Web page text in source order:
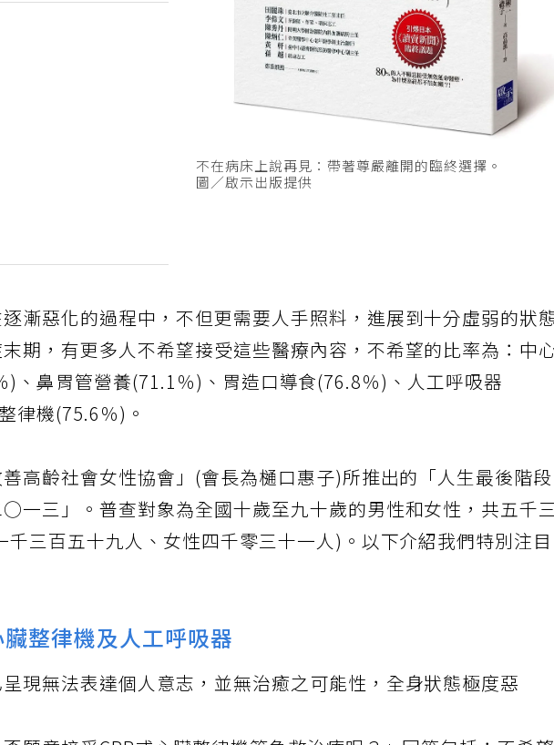
不在病床上說再見：帶著尊嚴離開的臨終選擇。
圖／啟示出版提供
漸惡化的過程中，不但更需要人手照料，進展到十分虛弱的狀
期，有更多人不希望接受這些醫療內容，不希望的比率為：中
)、鼻胃管營養(71.1％)、胃造口導食(76.8％)、人工呼吸器
律機(75.6％)。
高齡社會女性協會」(會長為樋口惠子)所推出的「人生最後階
一三」。普查對象為全國十歲至九十歲的男性和女性，共五千
千三百五十九人、女性四千零三十一人)。以下介紹我們特別注
整律機及人工呼吸器
呈現無法表達個人意志，並無治癒之可能性，全身狀態極度惡